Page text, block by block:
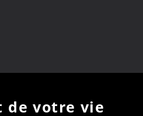
de votre vie